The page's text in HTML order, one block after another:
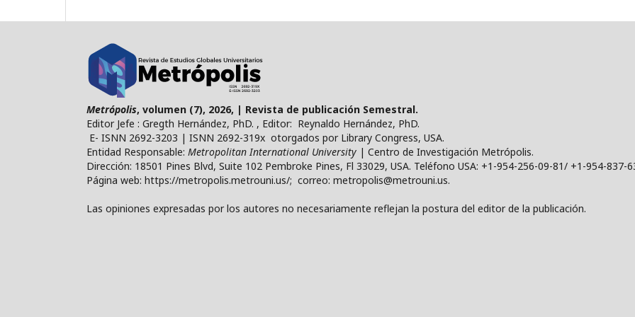
Metrópolis, volumen (7), 2026, | Revista de publicación Semestral.
Editor Jefe : Gregth Hernández, PhD. , Editor: Reynaldo Hernández, PhD.
E- ISNN 2692-3203 | ISNN 2692-319x otorgados por Library Congress, USA.
Entidad Responsable: Metropolitan International University | Centro de Investigación Metrópolis.
Dirección: 18501 Pines Blvd, Suite 102 Pembroke Pines, Fl 33029, USA. Teléfono USA: +1-954-256-09-81/ +1-954-837-
Página web: https://metropolis.metrouni.us/; correo: metropolis@metrouni.us.
Las opiniones expresadas por los autores no necesariamente reflejan la postura del editor de la publicación.